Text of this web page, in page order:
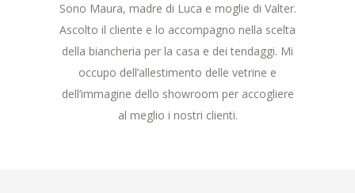
Sono Maura, madre di Luca e moglie di Valter.
Ascolto il cliente e lo accompagno nella scelta
della biancheria per la casa e dei tendaggi. Mi
occupo dell’allestimento delle vetrine e
dell’immagine dello showroom per accogliere
al meglio i nostri clienti.